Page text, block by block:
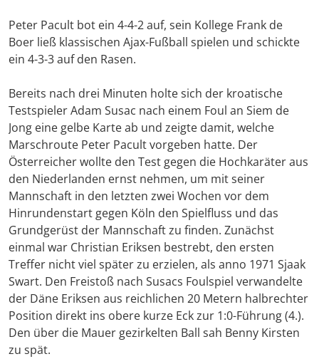
Peter Pacult bot ein 4-4-2 auf, sein Kollege Frank de
Boer ließ klassischen Ajax-Fußball spielen und schickte
ein 4-3-3 auf den Rasen.
Bereits nach drei Minuten holte sich der kroatische
Testspieler Adam Susac nach einem Foul an Siem de
Jong eine gelbe Karte ab und zeigte damit, welche
Marschroute Peter Pacult vorgeben hatte. Der
Österreicher wollte den Test gegen die Hochkaräter aus
den Niederlanden ernst nehmen, um mit seiner
Mannschaft in den letzten zwei Wochen vor dem
Hinrundenstart gegen Köln den Spielfluss und das
Grundgerüst der Mannschaft zu finden. Zunächst
einmal war Christian Eriksen bestrebt, den ersten
Treffer nicht viel später zu erzielen, als anno 1971 Sjaak
Swart. Den Freistoß nach Susacs Foulspiel verwandelte
der Däne Eriksen aus reichlichen 20 Metern halbrechter
Position direkt ins obere kurze Eck zur 1:0-Führung (4.).
Den über die Mauer gezirkelten Ball sah Benny Kirsten
zu spät.